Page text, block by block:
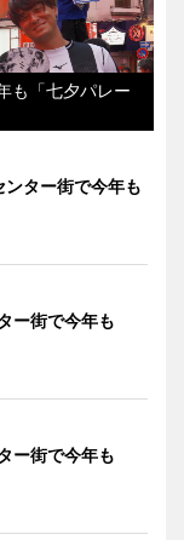
も「七夕パレー
ター街で今年も
ー街で今年も
ー街で今年も